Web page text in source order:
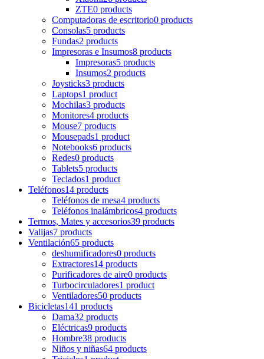
ZTE0 products
Computadoras de escritorio0 products
Consolas5 products
Fundas2 products
Impresoras e Insumos8 products
Impresoras5 products
Insumos2 products
Joysticks3 products
Laptops1 product
Mochilas3 products
Monitores4 products
Mouse7 products
Mousepads1 product
Notebooks6 products
Redes0 products
Tablets5 products
Teclados1 product
Teléfonos14 products
Teléfonos de mesa4 products
Teléfonos inalámbricos4 products
Termos, Mates y accesorios39 products
Valijas7 products
Ventilación65 products
deshumificadores0 products
Extractores14 products
Purificadores de aire0 products
Turbocirculadores1 product
Ventiladores50 products
Bicicletas141 products
Dama32 products
Eléctricas9 products
Hombre38 products
Niños y niñas64 products